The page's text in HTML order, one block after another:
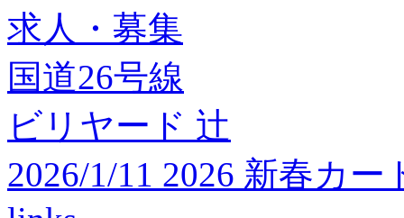
求人・募集
国道26号線
ビリヤード 辻
2026/1/11 2026 新春カ